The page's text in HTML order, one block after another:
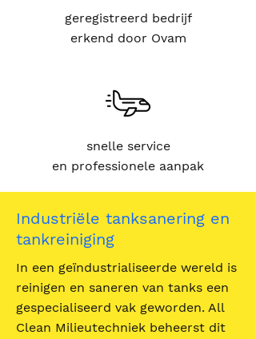
geregistreerd bedrijf
erkend door Ovam
snelle service
en professionele aanpak
Industriële tanksanering en
tankreiniging
In een geïndustrialiseerde wereld is
reinigen en saneren van tanks een
gespecialiseerd vak geworden. All
Clean Milieutechniek beheerst dit